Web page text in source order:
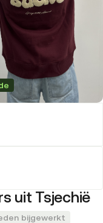
uit Tsjechië
bijgewerkt